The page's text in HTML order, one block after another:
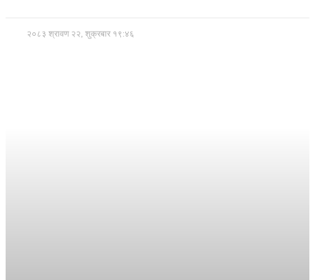
२०८३ श्रावण २२, शुक्रबार १९:४६